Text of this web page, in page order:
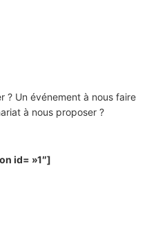
? Un événement à nous faire
à nous proposer ?
id= »1″]